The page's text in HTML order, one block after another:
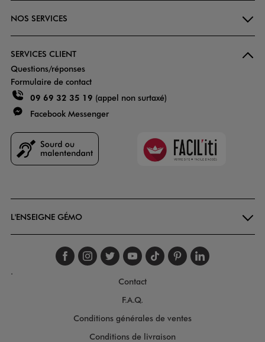
NOS SERVICES
SERVICES CLIENT
Questions/réponses
Formulaire de contact
09 69 32 35 19 (appel non surtaxé)
Facebook Messenger
Faciliti
L'ENSEIGNE GÉMO
Suivez-nous sur
Suivez-nous sur
Suivez-nous sur
Suivez-nous
Suivez-nous
Suivez-
.
Contact
F.A.Q.
Conditions générales de ventes
Conditions de livraison